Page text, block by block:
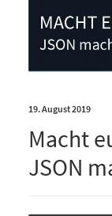
19. August 2019
Macht
JSON